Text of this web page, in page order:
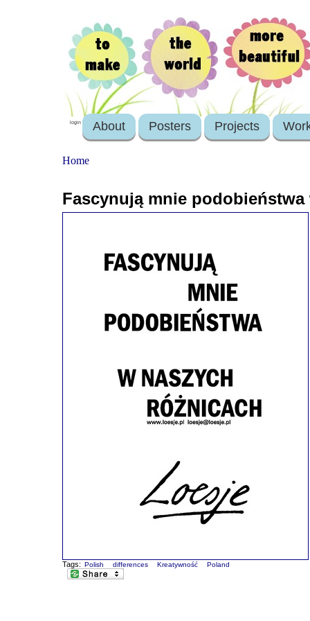
login About Posters Projects
Home
Fascynują mnie
Tags: Polish differences Kreatywność Poland